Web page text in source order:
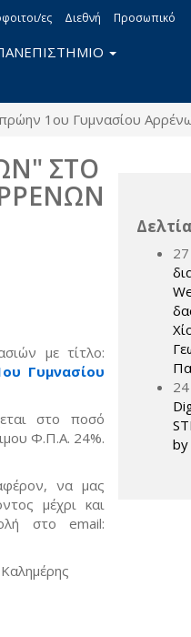
ες Διεθνή Προσωπικό
1ου Γυμνασίου
ΣΤΟ
με τίτλο:
Γυμνασίου
στο ποσό
Φ.Π.Α. 24%.
να μας
μέχρι και
στο email:
by